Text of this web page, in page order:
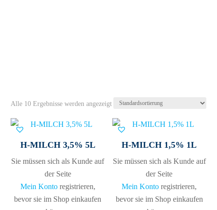
Alle 10 Ergebnisse werden angezeigt
H-MILCH 3,5% 5L
Sie müssen sich als Kunde auf
der Seite
Mein Kontoregistrieren,
bevor sie im Shop einkaufen
H-MILCH 1,5% 1L
Sie müssen sich als Kunde auf
der Seite
Mein Konto registrieren,
bevor sie im Shop einkaufen